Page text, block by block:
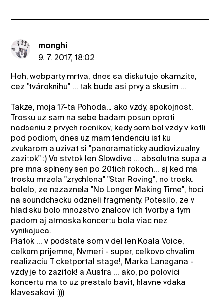
monghi
9. 7. 2017, 18:02
Heh, webparty mrtva, dnes sa diskutuje okamzite,
cez "tvároknihu" ... tak bude asi prvy a skusim ...
Takze, moja 17-ta Pohoda... ako vzdy, spokojnost.
Trosku uz sam na sebe badam posun oproti
nadseniu z prvych rocnikov, kedy som bol vzdy v kotli
pod podiom, dnes uz mam tendenciu ist ku
zvukarom a uzivat si "panoramaticky audiovizualny
zazitok" :) Vo stvtok len Slowdive ... absolutna supa a
pre mna splneny sen po 20tich rokoch... aj ked ma
trosku mrzela "zrychlena" "Star Roving", no trosku
bolelo, ze nezaznela "No Longer Making Time", hoci
na soundchecku odzneli fragmenty. Potesilo, ze v
hladisku bolo mnozstvo znalcov ich tvorby a tym
padom aj atmoska koncertu bola viac nez
vynikajuca.
Piatok ... v podstate som videl len Koala Voice,
celkom prijemne, Nvmeri - super, celkovo chvalim
realizaciu Ticketportal stage!, Marka Lanegana -
vzdy je to zazitok! a Austra ... ako, po polovici
koncertu ma to uz prestalo bavit, hlavne vdaka
klavesakovi :)))